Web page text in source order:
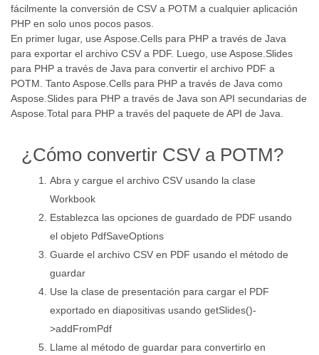
fácilmente la conversión de CSV a POTM a cualquier aplicación
PHP en solo unos pocos pasos.
En primer lugar, use Aspose.Cells para PHP a través de Java
para exportar el archivo CSV a PDF. Luego, use Aspose.Slides
para PHP a través de Java para convertir el archivo PDF a
POTM. Tanto Aspose.Cells para PHP a través de Java como
Aspose.Slides para PHP a través de Java son API secundarias de
Aspose.Total para PHP a través del paquete de API de Java.
¿Cómo convertir CSV a POTM?
Abra y cargue el archivo CSV usando la clase
Workbook
Establezca las opciones de guardado de PDF usando
el objeto PdfSaveOptions
Guarde el archivo CSV en PDF usando el método de
guardar
Use la clase de presentación para cargar el PDF
exportado en diapositivas usando getSlides()-
>addFromPdf
Llame al método de guardar para convertirlo en